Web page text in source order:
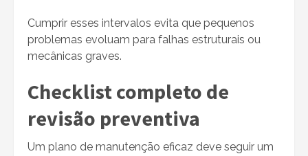
Cumprir esses intervalos evita que pequenos
problemas evoluam para falhas estruturais ou
mecânicas graves.
Checklist completo de
revisão preventiva
Um plano de manutenção eficaz deve seguir um